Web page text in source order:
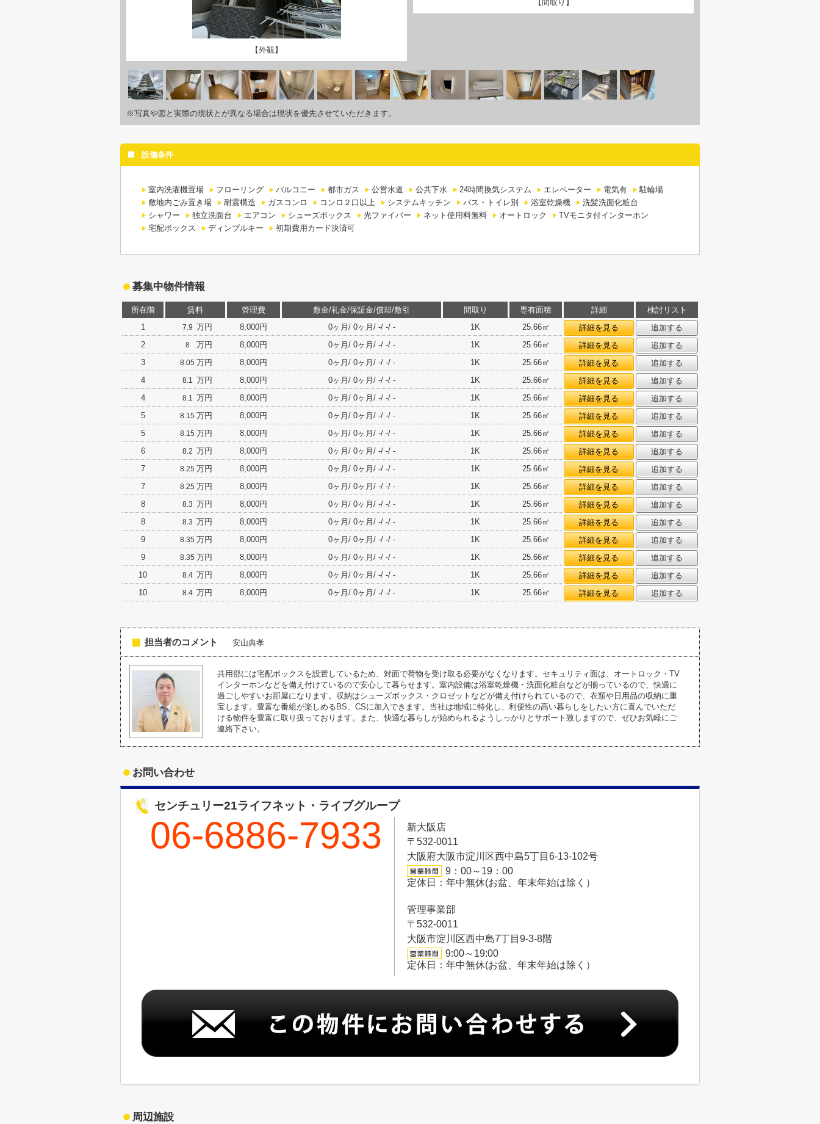
【外観】
【間取り】
※写真や図と実際の現状とが異なる場合は現状を優先させていただきます。
設備条件
室内洗濯機置場 フローリング バルコニー 都市ガス 公営水道 公共下水 24時間換気システム エレベーター 電気有
駐輪場
敷地内ごみ置き場
耐震構造 ガスコンロ コンロ２口以上 システムキッチン バス・トイレ別 浴室乾燥機
洗髪洗面化粧台
シャワー
独立洗面台 エアコン シューズボックス 光ファイバー ネット使用料無料 オートロック
TVモニタ付インターホン
宅配ボックス
ディンプルキー 初期費用カード決済可
募集中物件情報
所在階 賃料 管理費 敷金/礼金/保証金/償却/敷引 間取り 専有面積 詳細
検討リスト
1
7.9 万円 8,000円 0ヶ月/ 0ヶ月/ -/ -/ - 1K 25.66㎡ 詳細を見る
追加する
2
8 万円 8,000円 0ヶ月/ 0ヶ月/ -/ -/ - 1K 25.66㎡ 詳細を見る
追加する
3
8.05 万円 8,000円 0ヶ月/ 0ヶ月/ -/ -/ - 1K 25.66㎡ 詳細を見る
追加する
4
8.1 万円 8,000円 0ヶ月/ 0ヶ月/ -/ -/ - 1K 25.66㎡ 詳細を見る
追加する
4
8.1 万円 8,000円 0ヶ月/ 0ヶ月/ -/ -/ - 1K 25.66㎡ 詳細を見る
追加する
5
8.15 万円 8,000円 0ヶ月/ 0ヶ月/ -/ -/ - 1K 25.66㎡ 詳細を見る
追加する
5
8.15 万円 8,000円 0ヶ月/ 0ヶ月/ -/ -/ - 1K 25.66㎡ 詳細を見る
追加する
6
8.2 万円 8,000円 0ヶ月/ 0ヶ月/ -/ -/ - 1K 25.66㎡ 詳細を見る
追加する
7
8.25 万円 8,000円 0ヶ月/ 0ヶ月/ -/ -/ - 1K 25.66㎡ 詳細を見る
追加する
7
8.25 万円 8,000円 0ヶ月/ 0ヶ月/ -/ -/ - 1K 25.66㎡ 詳細を見る
追加する
8
8.3 万円 8,000円 0ヶ月/ 0ヶ月/ -/ -/ - 1K 25.66㎡ 詳細を見る
追加する
8
8.3 万円 8,000円 0ヶ月/ 0ヶ月/ -/ -/ - 1K 25.66㎡ 詳細を見る
追加する
9
8.35 万円 8,000円 0ヶ月/ 0ヶ月/ -/ -/ - 1K 25.66㎡ 詳細を見る
追加する
9
8.35 万円 8,000円 0ヶ月/ 0ヶ月/ -/ -/ - 1K 25.66㎡ 詳細を見る
追加する
10
8.4 万円 8,000円 0ヶ月/ 0ヶ月/ -/ -/ - 1K 25.66㎡ 詳細を見る
追加する
10
8.4 万円 8,000円 0ヶ月/ 0ヶ月/ -/ -/ - 1K 25.66㎡ 詳細を見る 追加する
担当者のコメント 安山典孝
共用部には宅配ボックスを設置しているため、対面で荷物を受け取る必要がなくなります。セキュリティ面は、オートロック・TV
インターホンなどを備え付けているので安心して暮らせます。室内設備は浴室乾燥機・洗面化粧台などが揃っているので、快適に
過ごしやすいお部屋になります。収納はシューズボックス・クロゼットなどが備え付けられているので、衣類や日用品の収納に重
宝します。豊富な番組が楽しめるBS、CSに加入できます。当社は地域に特化し、利便性の高い暮らしをしたい方に喜んでいただ
ける物件を豊富に取り扱っております。また、快適な暮らしが始められるようしっかりとサポート致しますので、ぜひお気軽にご
連絡下さい。
お問い合わせ
センチュリー21ライフネット・ライブグループ
06-6886-7933
新大阪店
〒532-0011
大阪府大阪市淀川区西中島5丁目6-13-102号
9：00～19：00
定休日：年中無休(お盆、年末年始は除く）
管理事業部
〒532-0011
大阪市淀川区西中島7丁目9-3-8階
9:00～19:00
定休日：年中無休(お盆、年末年始は除く）
周辺施設